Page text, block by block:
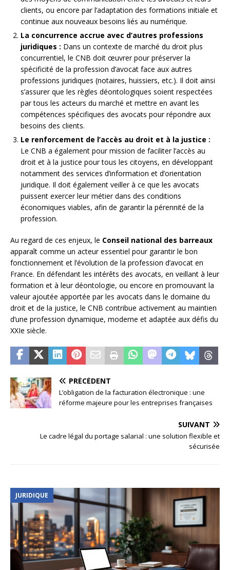
clients, ou encore par l’adaptation des formations initiale et
continue aux nouveaux besoins liés au numérique.
La concurrence accrue avec d’autres professions
juridiques : Dans un contexte de marché du droit plus
concurrentiel, le CNB doit œuvrer pour préserver la
spécificité de la profession d’avocat face aux autres
professions juridiques (notaires, huissiers, etc.). Il doit ainsi
s’assurer que les règles déontologiques soient respectées
par tous les acteurs du marché et mettre en avant les
compétences spécifiques des avocats pour répondre aux
besoins des clients.
Le renforcement de l’accès au droit et à la justice :
Le CNB a également pour mission de faciliter l’accès au
droit et à la justice pour tous les citoyens, en développant
notamment des services d’information et d’orientation
juridique. Il doit également veiller à ce que les avocats
puissent exercer leur métier dans des conditions
économiques viables, afin de garantir la pérennité de la
profession.
Au regard de ces enjeux, le Conseil national des barreaux
apparaît comme un acteur essentiel pour garantir le bon
fonctionnement et l’évolution de la profession d’avocat en
France. En défendant les intérêts des avocats, en veillant à leur
formation et à leur déontologie, ou encore en promouvant la
valeur ajoutée apportée par les avocats dans le domaine du
droit et de la justice, le CNB contribue activement au maintien
d’une profession dynamique, moderne et adaptée aux défis du
XXIe siècle.
PRÉCÉDENT
L’obligation de la facturation électronique : une
réforme majeure pour les entreprises françaises
SUIVANT
Le cadre légal du portage salarial : une solution flexible et
sécurisée
JURIDIQUE